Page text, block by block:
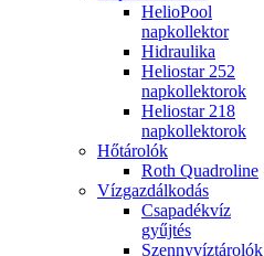
HelioPool
napkollektor
Hidraulika
Heliostar 252
napkollektorok
Heliostar 218
napkollektorok
Hőtárolók
Roth Quadroline
Vízgazdálkodás
Csapadékvíz
gyűjtés
Szennyvíztárolók